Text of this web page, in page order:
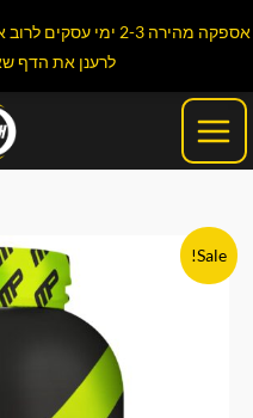
אספקה מהירה 2-3
לרענן את הדף
לתוכן
Main
Menu
Sale!
המחיר
המקורי
היה:
₪275.00.
כמות
של